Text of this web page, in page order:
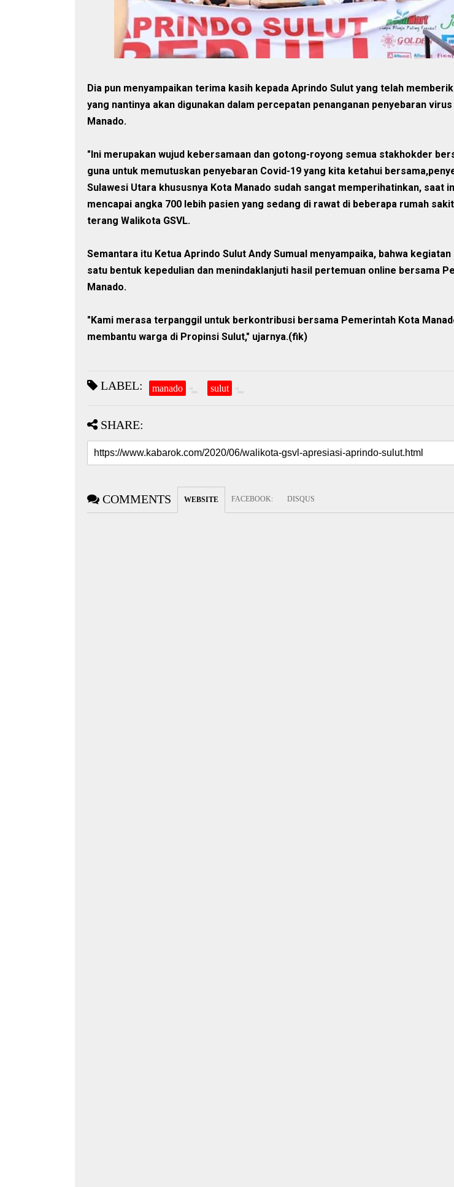
Dia pun menyampaikan terima kasih kepada Aprindo Sulut yang telah
yang nantinya akan digunakan dalam percepatan penanganan penyebaran
Manado.
"Ini merupakan wujud kebersamaan dan gotong-royong semua stakhokder
guna untuk memutuskan penyebaran Covid-19 yang kita ketahui
Sulawesi Utara khususnya Kota Manado sudah sangat memperihatinkan, saat
mencapai angka 700 lebih pasien yang sedang di rawat di beberapa rumah
terang Walikota GSVL.
Semantara itu Ketua Aprindo Sulut Andy Sumual menyampaika, bahwa kegiatan
satu bentuk kepedulian dan menindaklanjuti hasil pertemuan online bersama
Manado.
"Kami merasa terpanggil untuk berkontribusi bersama Pemerintah Kota
membantu warga di Propinsi Sulut," ujarnya.(fik)
LABEL: manado sulut
SHARE:
COMMENTS WEBSITE FACEBOOK: DISQUS